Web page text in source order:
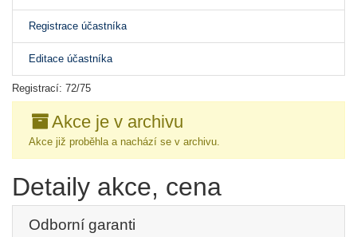
Registrace účastníka
Editace účastníka
Registrací: 72/75
Akce je v archivu
Akce již proběhla a nachází se v archivu.
Detaily akce, cena
Odborní garanti